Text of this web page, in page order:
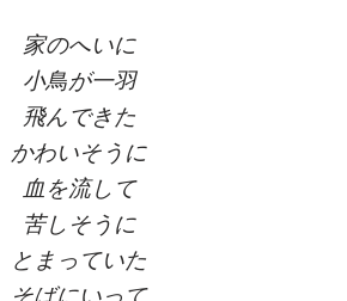
家のへいに
小鳥が一羽
飛んできた
かわいそうに
血を流して
苦しそうに
とまっていた
そばにいって